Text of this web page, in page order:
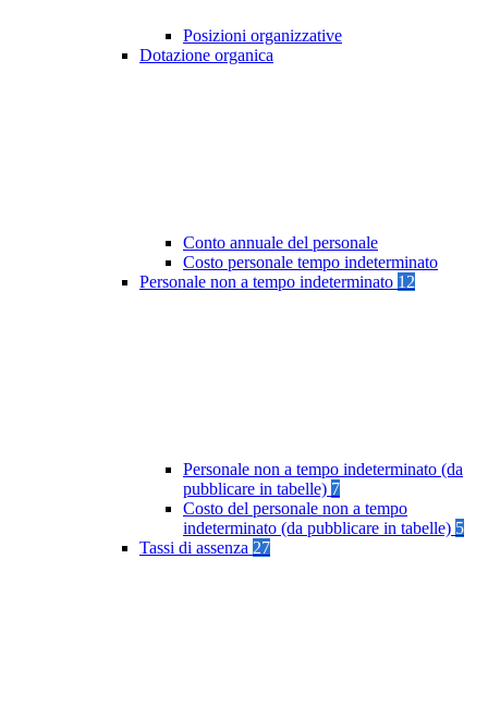
Posizioni organizzative
Dotazione organica
Conto annuale del personale
Costo personale tempo indeterminato
Personale non a tempo indeterminato 12
Personale non a tempo indeterminato (da
pubblicare in tabelle) 7
Costo del personale non a tempo
indeterminato (da pubblicare in tabelle) 5
Tassi di assenza 27